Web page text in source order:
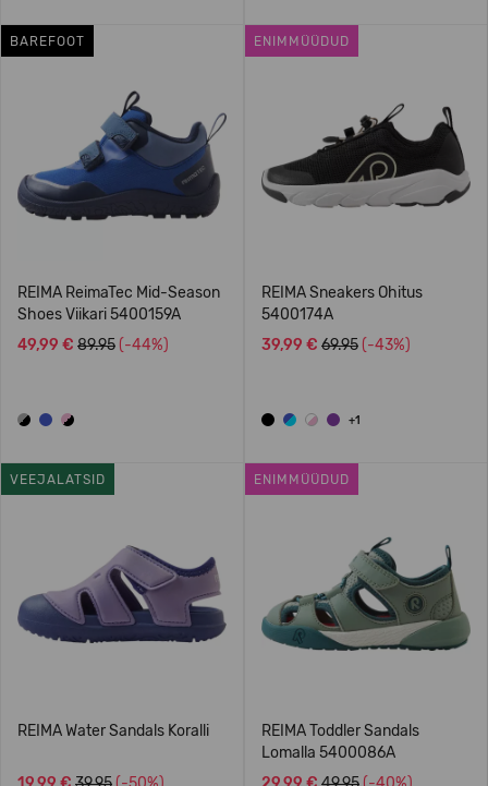
BAREFOOT
REIMA ReimaTec Mid-Season
Shoes Viikari 5400159A
49,99 € 89.95 (-44%)
ENIMMÜÜDUD
REIMA Sneakers Ohitus
5400174A
39,99 € 69.95 (-43%)
+1
VEEJALATSID
REIMA Water Sandals Koralli
ENIMMÜÜDUD
REIMA Toddler Sandals
Lomalla 5400086A